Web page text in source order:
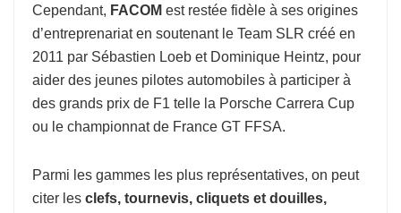
Cependant, FACOM est restée fidèle à ses origines
d’entreprenariat en soutenant le Team SLR créé en
2011 par Sébastien Loeb et Dominique Heintz, pour
aider des jeunes pilotes automobiles à participer à
des grands prix de F1 telle la Porsche Carrera Cup
ou le championnat de France GT FFSA.
Parmi les gammes les plus représentatives, on peut
citer les clefs, tournevis, cliquets et douilles,